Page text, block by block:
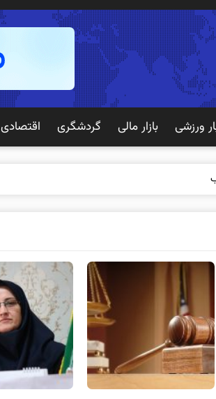
ورزشی بازار مالی گردشگری اقتصادی
برای مشتریان ایجاد